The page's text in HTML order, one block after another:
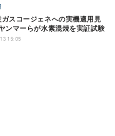
ンマーらが水素混焼を実証試験
15:05